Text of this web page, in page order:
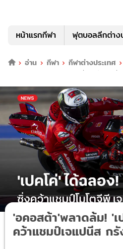
หน้าแรกกีฬา ฟุตบอลลีกต่าง
อ่าน กีฬา กีฬาต่างประเทศ
บิดเข้าวิน คว้าแชมป์เจแปนีส กรังด์ปรีซ์
'อคอสต้า'พลาดล้ม! 'เ
คว้าแชมป์เจแปนีส ก